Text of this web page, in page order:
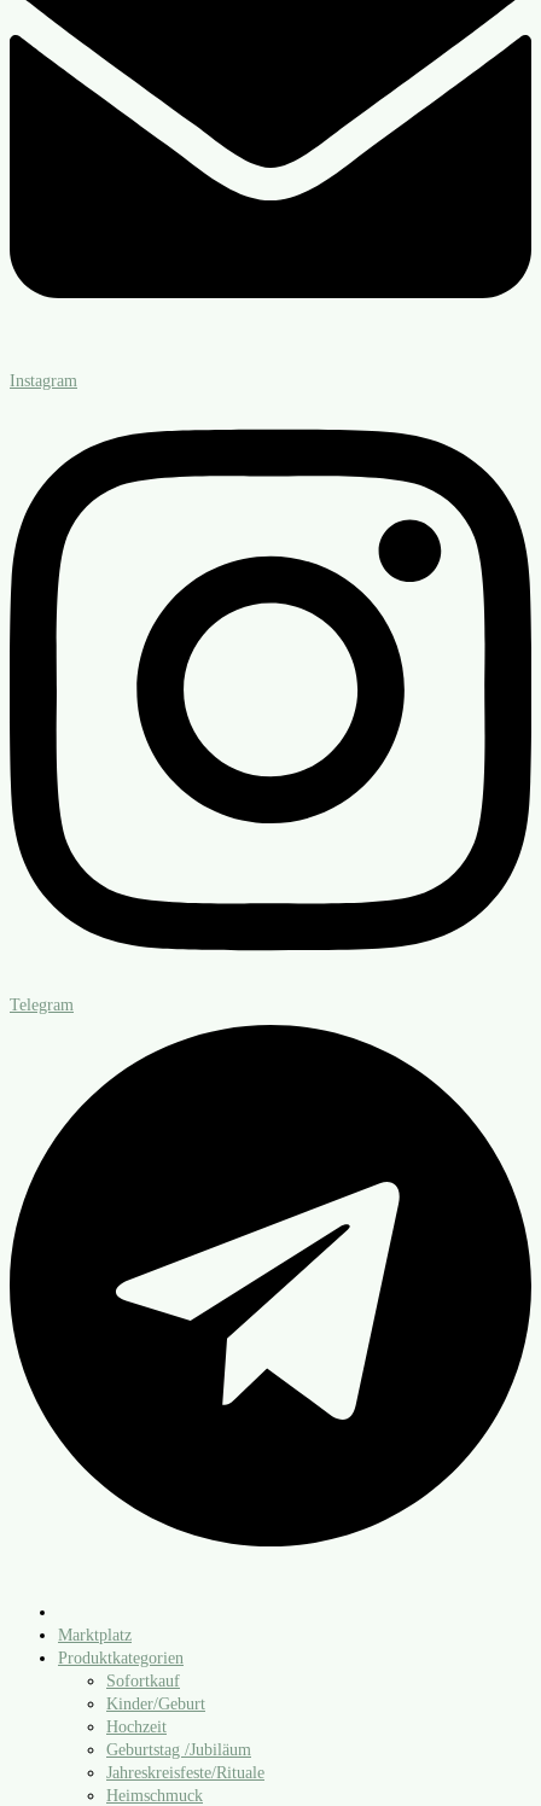
Instagram
Telegram
Marktplatz
Produktkategorien
Sofortkauf
Kinder/​Geburt
Hochzeit
Geburtstag /​Jubiläum
Jahreskreisfeste/​Rituale
Heimschmuck